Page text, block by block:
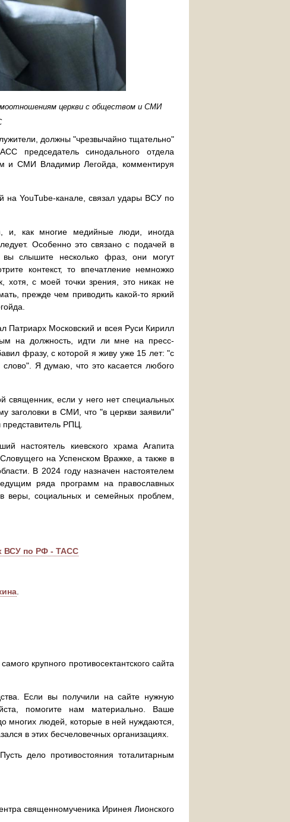
церкви с обществом и СМИ
должны "чрезвычайно тщательно"
председатель синодального отдела
и СМИ Владимир Легойда, комментируя
на YouTube-канале, связал удары ВСУ по
и, как многие медийные люди, иногда
Особенно это связано с подачей в
вы слышите несколько фраз, они могут
контекст, то впечатление немножко
хотя, с моей точки зрения, это никак не
прежде чем приводить какой-то яркий
Патриарх Московский и всея Руси Кирилл
на должность, идти ли мне на пресс-
фразу, с которой я живу уже 15 лет: "с
Я думаю, что это касается любого
священник, если у него нет специальных
заголовки в СМИ, что "в церкви заявили"
РПЦ.
настоятель киевского храма Агапита
на Успенском Вражке, а также в
В 2024 году назначен настоятелем
ряда программ на православных
веры, социальных и семейных проблем,
ВСУ по РФ - ТАСС
крупного противосектантского сайта
Если вы получили на сайте нужную
помогите нам материально. Ваше
многих людей, которые в ней нуждаются,
в этих бесчеловечных организациях.
дело противостояния тоталитарным
священномученика Иринея Лионского